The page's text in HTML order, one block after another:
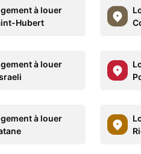
à louer
Hubert
à louer
à louer